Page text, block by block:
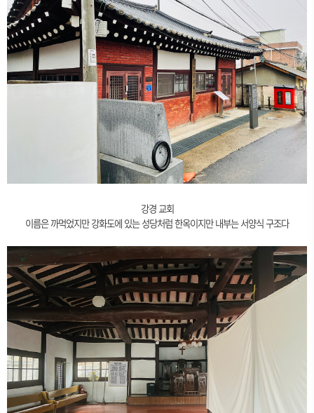
강경 교회
이름은 까먹었지만 강화도에 있는 성당처럼 한옥이지만 내부는 서양식 구조다